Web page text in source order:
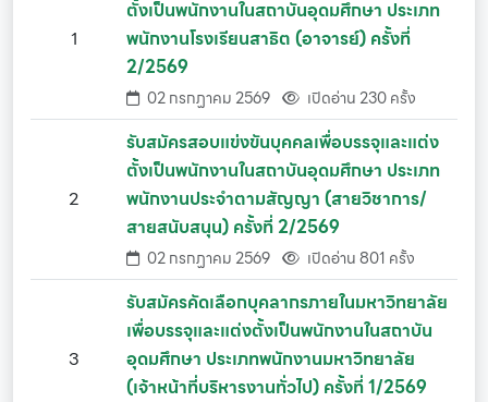
1
ตั้งเป็นพนักงานในสถาบันอุดมศึกษา ประเภท
พนักงานโรงเรียนสาธิต (อาจารย์) ครั้งที่
2/2569
02 กรกฏาคม 2569 เปิดอ่าน 230 ครั้ง
2
รับสมัครสอบแข่งขันบุคคลเพื่อบรรจุและแต่ง
ตั้งเป็นพนักงานในสถาบันอุดมศึกษา ประเภท
พนักงานประจำตามสัญญา (สายวิชาการ/
สายสนับสนุน) ครั้งที่ 2/2569
02 กรกฏาคม 2569 เปิดอ่าน 801 ครั้ง
3
รับสมัครคัดเลือกบุคลากรภายในมหาวิทยาลัย
เพื่อบรรจุและแต่งตั้งเป็นพนักงานในสถาบัน
อุดมศึกษา ประเภทพนักงานมหาวิทยาลัย
(เจ้าหน้าที่บริหารงานทั่วไป) ครั้งที่ 1/2569